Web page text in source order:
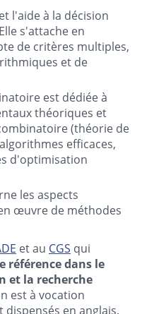
l'aide à la décision
s'attache en
de critères multiples,
et de
est dédiée à
théoriques et
(théorie de
efficaces,
d'optimisation
les aspects
œuvre de méthodes
et au CGS qui
référence dans le
et la recherche
est à vocation
en anglais.